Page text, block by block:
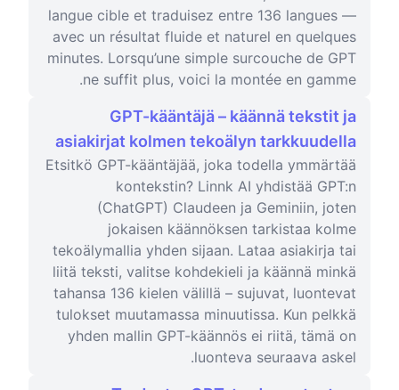
langue cible et traduisez entre 136 langues —
avec un résultat fluide et naturel en quelques
minutes. Lorsqu’une simple surcouche de GPT
ne suffit plus, voici la montée en gamme.
GPT-kääntäjä – käännä tekstit ja
asiakirjat kolmen tekoälyn tarkkuudella
Etsitkö GPT-kääntäjää, joka todella ymmärtää
kontekstin? Linnk AI yhdistää GPT:n
(ChatGPT) Claudeen ja Geminiin, joten
jokaisen käännöksen tarkistaa kolme
tekoälymallia yhden sijaan. Lataa asiakirja tai
liitä teksti, valitse kohdekieli ja käännä minkä
tahansa 136 kielen välillä – sujuvat, luontevat
tulokset muutamassa minuutissa. Kun pelkkä
yhden mallin GPT-käännös ei riitä, tämä on
luonteva seuraava askel.